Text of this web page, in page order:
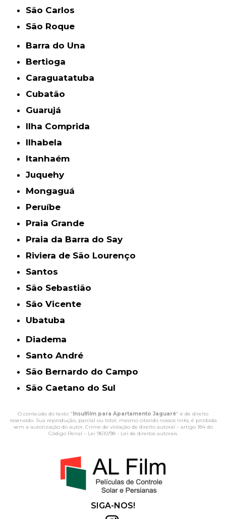
São Carlos
São Roque
Barra do Una
Bertioga
Caraguatatuba
Cubatão
Guarujá
Ilha Comprida
Ilhabela
Itanhaém
Juquehy
Mongaguá
Peruíbe
Praia Grande
Praia da Barra do Say
Riviera de São Lourenço
Santos
São Sebastião
São Vicente
Ubatuba
Diadema
Santo André
São Bernardo do Campo
São Caetano do Sul
O conteúdo do texto " Insulfilm para Apartamento Jaguaré" é de direito
reservado. Sua reprodução, parcial ou total, mesmo citando nossos links, é proibida
sem a autorização do autor. Crime de violação de direito autoral – artigo 184 do
Código Penal – Lei 9610/98 - Lei de direitos autorais.
SIGA-NOS!